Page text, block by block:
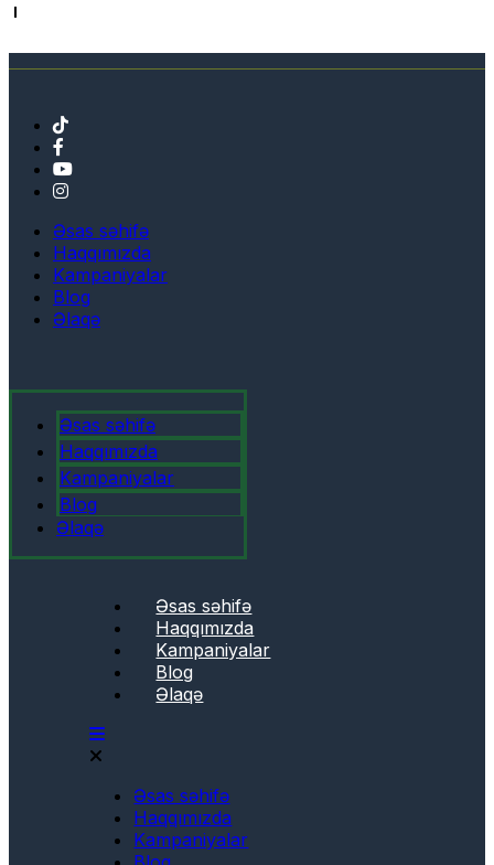
Əsas səhifə
Haqqımızda
Kampaniyalar
Blog
Əlaqə
Əsas səhifə
Haqqımızda
Kampaniyalar
Blog
Əlaqə
Əsas səhifə
Haqqımızda
Kampaniyalar
Blog
Əlaqə
Əsas səhifə
Haqqımızda
Kampaniyalar